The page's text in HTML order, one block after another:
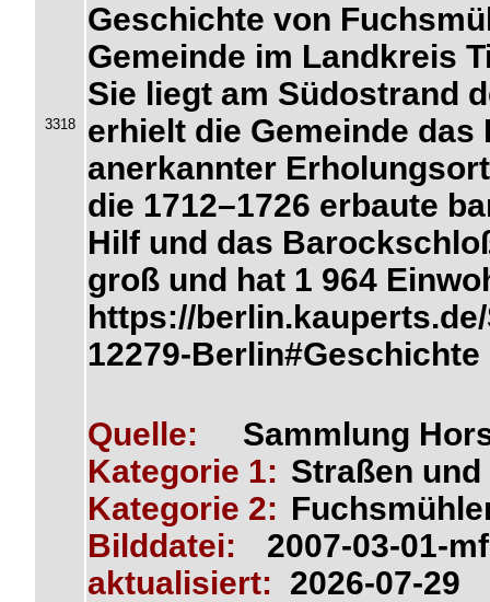
3318
Geschichte von
Gemeinde im Landkreis
Sie liegt am Südostrand
erhielt die Gemeinde das
anerkannter
die 1712–1726 erbaute
Hilf und das
groß und hat 1 964
https://
12279-Berlin#Geschichte
Quelle:
Sammlung
Kategorie 1: Straßen und
Kategorie 2:
Bilddatei:
2007-03-01-
aktualisiert: 2026-07-29